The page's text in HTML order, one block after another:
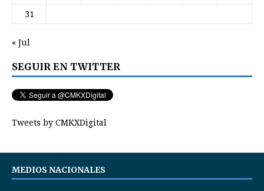
31
« Jul
SEGUIR EN TWITTER
Tweets by CMKXDigital
MEDIOS NACIONALES